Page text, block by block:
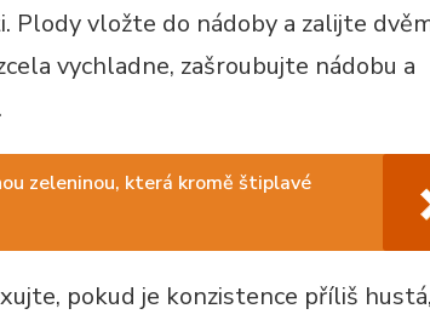
Plody vložte do nádoby a zalijte
vychladne, zašroubujte nádobu a
zeleninou, která kromě štiplavé
pokud je konzistence příliš hustá,